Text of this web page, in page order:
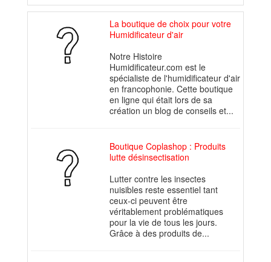
La boutique de choix pour votre
Humidificateur d'air
Notre Histoire
Humidificateur.com est le
spécialiste de l'humidificateur d'air
en francophonie. Cette boutique
en ligne qui était lors de sa
création un blog de conseils et...
Boutique Coplashop : Produits
lutte désinsectisation
Lutter contre les insectes
nuisibles reste essentiel tant
ceux-ci peuvent être
véritablement problématiques
pour la vie de tous les jours.
Grâce à des produits de...